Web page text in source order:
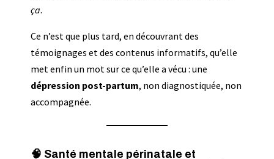
ça.
Ce n’est que plus tard, en découvrant des
témoignages et des contenus informatifs, qu’elle
met enfin un mot sur ce qu’elle a vécu : une
dépression post-partum, non diagnostiquée, non
accompagnée.
🧠 Santé mentale périnatale et